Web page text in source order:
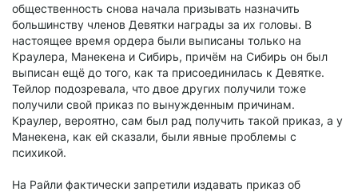
общественность снова начала призывать назначить
большинству членов Девятки награды за их головы. В
настоящее время ордера были выписаны только на
Краулера, Манекена и Сибирь, причём на Сибирь он был
выписан ещё до того, как та присоединилась к Девятке.
Тейлор подозревала, что двое других получили тоже
получили свой приказ по вынужденным причинам.
Краулер, вероятно, сам был рад получить такой приказ, а у
Манекена, как ей сказали, были явные проблемы с
психикой.
На Райли фактически запретили издавать приказ об